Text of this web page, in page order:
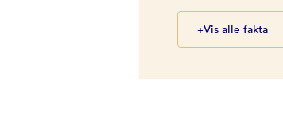
+Vis alle fakta